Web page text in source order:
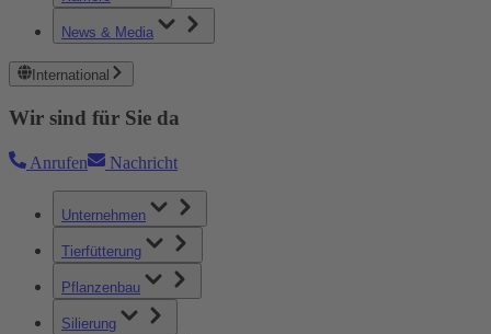
News & Media
International
Wir sind für Sie da
Anrufen Nachricht
Unternehmen
Tierfütterung
Pflanzenbau
Silierung